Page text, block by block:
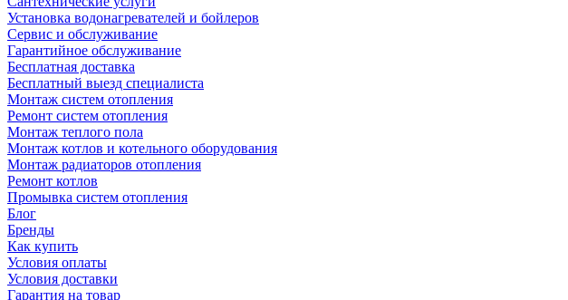
Установка водонагревателей и бойлеров
Сервис и обслуживание
Гарантийное обслуживание
Бесплатная доставка
Бесплатный выезд специалиста
Монтаж систем отопления
Ремонт систем отопления
Монтаж теплого пола
Монтаж котлов и котельного оборудования
Монтаж радиаторов отопления
Ремонт котлов
Промывка систем отопления
Блог
Бренды
Как купить
Условия оплаты
Условия доставки
Гарантия на товар